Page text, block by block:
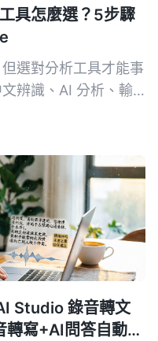
具怎麼選？5步驟
選對分析工具才能事
辨識、AI 分析、輸
Studio 錄音轉文
寫+AI問答自動摘